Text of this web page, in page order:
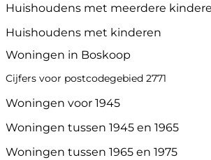
Huishoudens met meerdere
Huishoudens met kinderen
Woningen in Boskoop
Cijfers voor postcodegebied 2771
Woningen voor 1945
Woningen tussen 1945 en 1965
Woningen tussen 1965 en 1975